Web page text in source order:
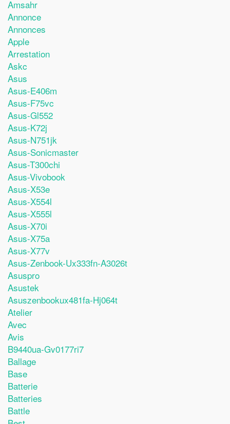
Amsahr
Annonce
Annonces
Apple
Arrestation
Askc
Asus
Asus-E406m
Asus-F75vc
Asus-Gl552
Asus-K72j
Asus-N751jk
Asus-Sonicmaster
Asus-T300chi
Asus-Vivobook
Asus-X53e
Asus-X554l
Asus-X555l
Asus-X70i
Asus-X75a
Asus-X77v
Asus-Zenbook-Ux333fn-A3026t
Asuspro
Asustek
Asuszenbookux481fa-Hj064t
Atelier
Avec
Avis
B9440ua-Gv0177ri7
Ballage
Base
Batterie
Batteries
Battle